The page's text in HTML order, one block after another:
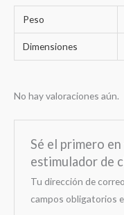
Peso
Dimensiones
No hay valoraciones aún.
Sé el primero
estimulador de
Tu dirección de
campos obligatorios